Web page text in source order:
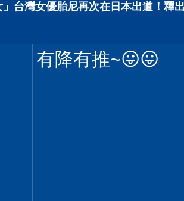
」台灣女優胎尼再次在日本出道！
有降有推~😛😛